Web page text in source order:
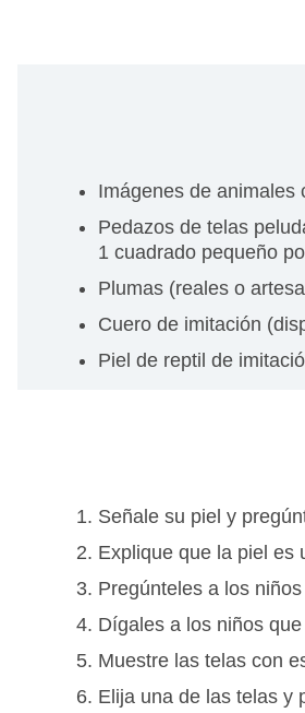
Imágenes de animales
Pedazos de telas
1 cuadrado pequeño
Plumas (reales o
Cuero de imitación
Piel de reptil de
Señale su piel y
Explique que la piel es
Pregúnteles a los
Dígales a los niños
Muestre las telas con
Elija una de las telas y